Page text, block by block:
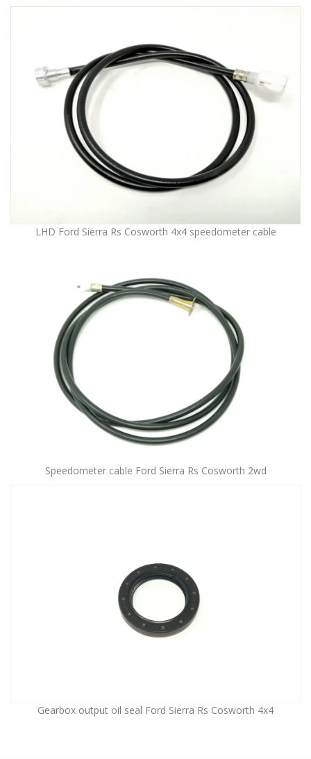
LHD Ford Sierra Rs Cosworth 4x4 speedometer cable
Speedometer cable Ford Sierra Rs Cosworth 2wd
Gearbox output oil seal Ford Sierra Rs Cosworth 4x4